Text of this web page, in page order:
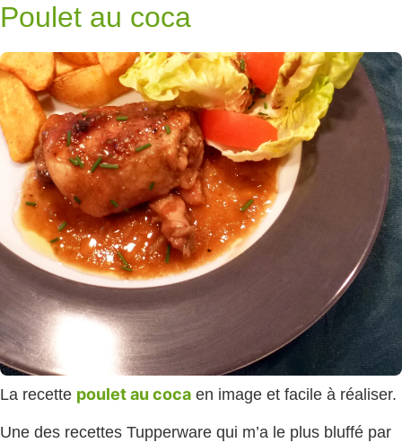
Poulet au coca
La recette poulet au coca en image et facile à réaliser.
Une des recettes Tupperware qui m’a le plus bluffé par